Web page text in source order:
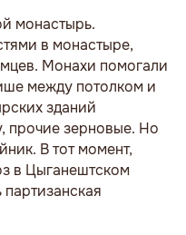
монастырь.
в монастыре,
Монахи помогали
между потолком и
зданий
прочие зерновые. Но
В тот момент,
в Цыганештском